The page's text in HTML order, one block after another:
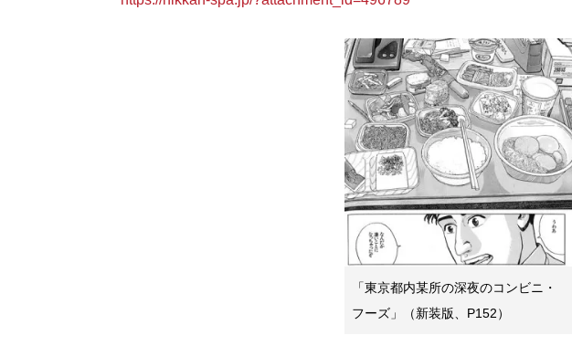
「東京都内某所の深夜のコンビニ・
フーズ」（新装版、P152）